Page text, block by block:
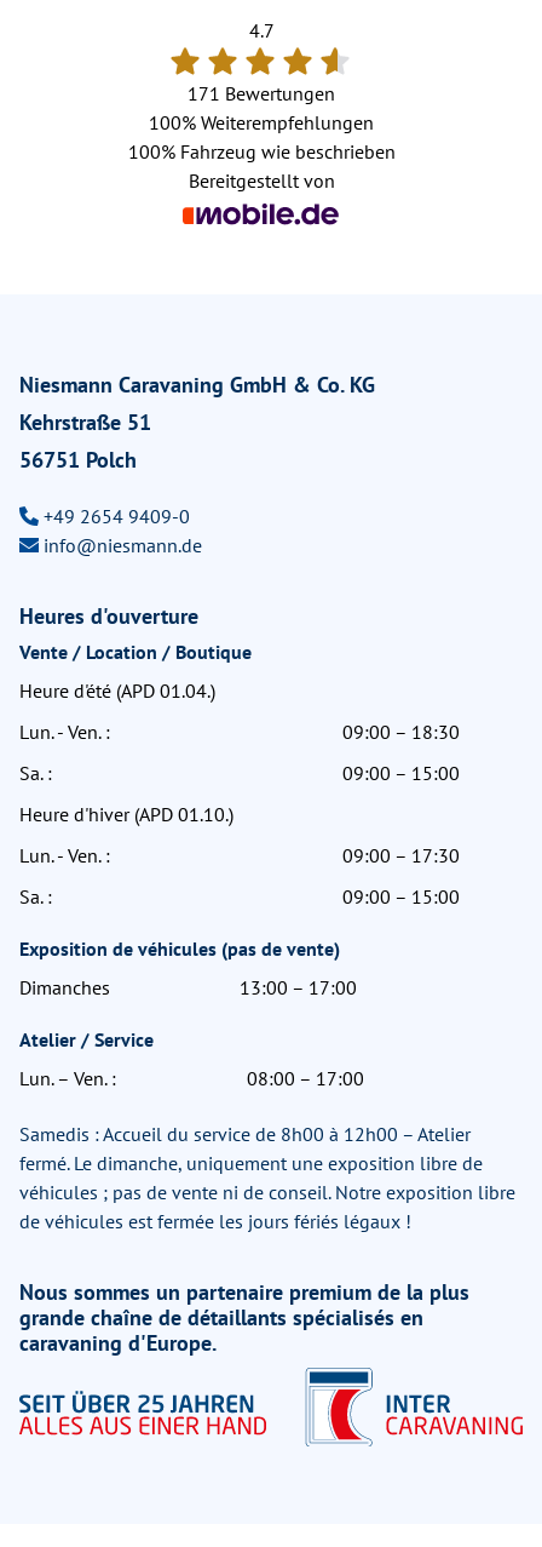
4.7
171 Bewertungen
100% Weiterempfehlungen
100%Fahrzeug wie beschrieben
Bereitgestellt von
Niesmann Caravaning GmbH & Co. KG
Kehrstraße 51
56751 Polch
+49 2654 9409-0
info@niesmann.de
Heures d'ouverture
Vente / Location / Boutique
Heure d'été (APD 01.04.)
Lun. - Ven. :
09:00 – 18:30
Sa. :
09:00 – 15:00
Heure d'hiver (APD 01.10.)
Lun. - Ven. :
09:00 – 17:30
Sa. :
09:00 – 15:00
Exposition de véhicules (pas de vente)
Dimanches
13:00 – 17:00
Atelier / Service
Lun. – Ven. :
08:00 – 17:00
Samedis : Accueil du service de 8h00 à 12h00 – Atelier
fermé. Le dimanche, uniquement une exposition libre de
véhicules ; pas de vente ni de conseil. Notre exposition libre
de véhicules est fermée les jours fériés légaux !
Nous sommes un partenaire premium de la plus
grande chaîne de détaillants spécialisés en
caravaning d'Europe.